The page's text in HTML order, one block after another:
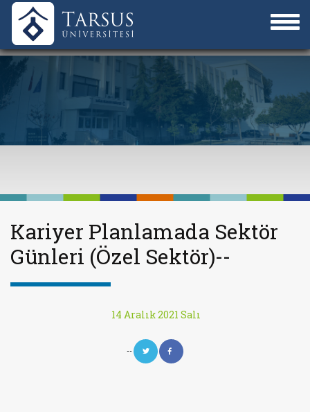
Kariyer Planlamada Sektör
Günleri (Özel Sektör)--
14 Aralık 2021 Salı
--